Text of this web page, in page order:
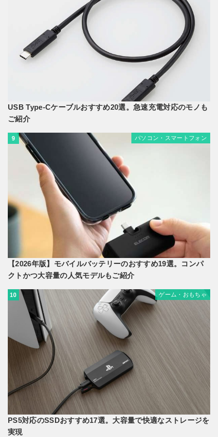
USB Type-Cケーブルおすすめ20選。急速充電対応のモノも
ご紹介
9 パソコン・スマートフォン
【2026年版】モバイルバッテリーのおすすめ19選。コンパ
クトかつ大容量の人気モデルもご紹介
10 ゲーム・おもちゃ
PS5対応のSSDおすすめ17選。大容量で快適なストレージを
実現